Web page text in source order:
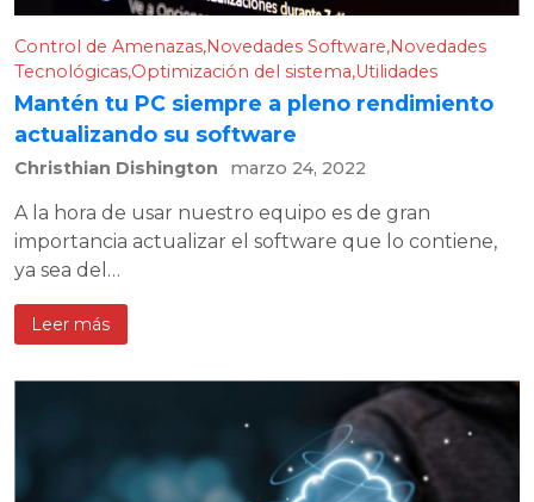
Control de Amenazas Novedades Software Novedades
Tecnológicas Optimización del sistema Utilidades
Mantén tu PC siempre a pleno rendimiento
actualizando su software
Christhian Dishington marzo 24, 2022
A la hora de usar nuestro equipo es de gran
importancia actualizar el software que lo contiene,
ya sea del…
Leer más